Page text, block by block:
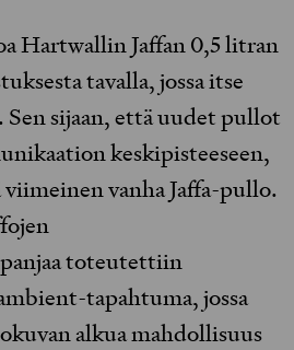
Hartwallin Jaffan 0,5 litran
tavalla, jossa itse
Sen sijaan, että uudet pullot
keskipisteeseen,
vanha Jaffa-pullo.
toteutettiin
tapahtuma, jossa
alkua mahdollisuus